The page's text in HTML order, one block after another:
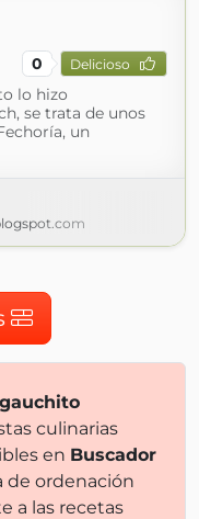
0 Delicioso
lo hizo
se trata de unos
un
culinarias
en Buscador
de ordenación
a las recetas